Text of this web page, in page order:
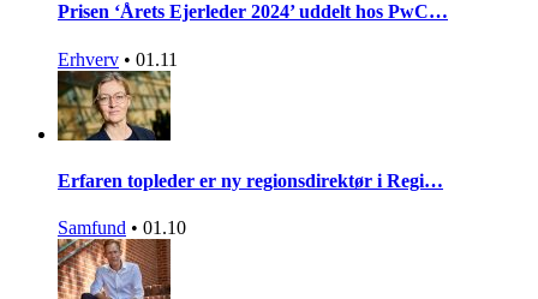
Prisen ‘Årets Ejerleder 2024’ uddelt hos PwC…
Erhverv • 01.11
Erfaren topleder er ny regionsdirektør i Regi…
Samfund • 01.10